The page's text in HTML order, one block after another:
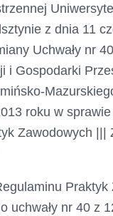
z dnia 11
Uchwały nr
i Gospodarki
roku w
Zawodowych |||
Praktyk
uchwały nr 40 z